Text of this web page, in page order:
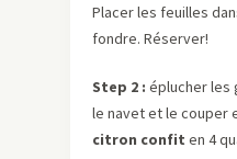
Placer les feuilles
fondre. Réserver!
Step 2 : éplucher les
le navet et le couper
citron confit en 4